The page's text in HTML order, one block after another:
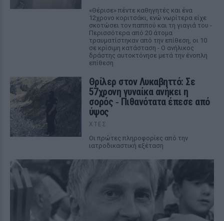
«Θέρισε» πέντε καθηγητές και ένα
12χρονο κοριτσάκι, ενώ νωρίτερα είχε
σκοτώσει τον παππού και τη γιαγιά του -
Περισσότερα από 20 άτομα
τραυματίστηκαν από την επίθεση, οι 10
σε κρίσιμη κατάσταση - Ο ανήλικος
δράστης αυτοκτόνησε μετά την ένοπλη
επίθεση
Θρίλερ στον Λυκαβηττό: Σε
57χρονη γυναίκα ανήκει η
σορός ‑ Πιθανότατα έπεσε από
ύψος
ΧΤΕΣ
Οι πρώτες πληροφορίες από την
ιατροδικαστική εξέταση